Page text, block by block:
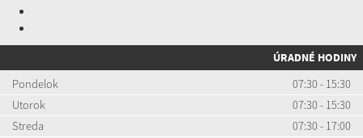
ÚRADNÉ HODINY
Pondelok
07:30 - 15:30
Utorok
07:30 - 15:30
Streda
07:30 - 17:00